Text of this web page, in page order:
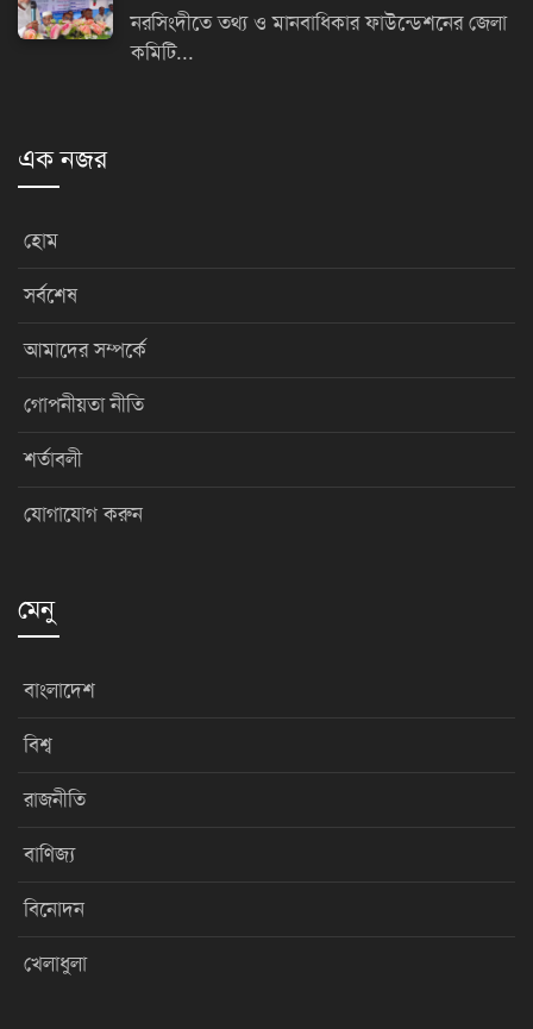
নরসিংদীতে তথ্য ও মানবাধিকার ফাউন্ডেশনের জেলা
কমিটি...
এক নজর
হোম
সর্বশেষ
আমাদের সম্পর্কে
গোপনীয়তা নীতি
শর্তাবলী
যোগাযোগ করুন
মেনু
বাংলাদেশ
বিশ্ব
রাজনীতি
বাণিজ্য
বিনোদন
খেলাধুলা